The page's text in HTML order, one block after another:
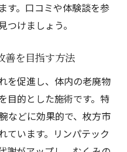
す。口コミや体験談を参
けましょう。
善を目指す方法
を促進し、体内の老廃物
目的とした施術です。特
などに効果的で、枚方市
ています。リンパテック